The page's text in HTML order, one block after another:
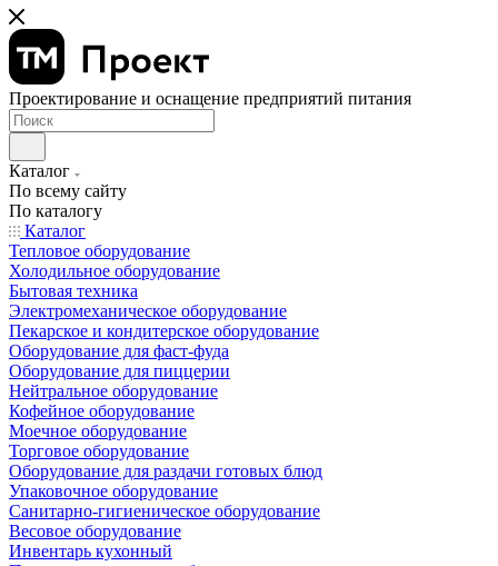
Проектирование и оснащение предприятий питания
Каталог
По всему сайту
По каталогу
Каталог
Тепловое оборудование
Холодильное оборудование
Бытовая техника
Электромеханическое оборудование
Пекарское и кондитерское оборудование
Оборудование для фаст-фуда
Оборудование для пиццерии
Нейтральное оборудование
Кофейное оборудование
Моечное оборудование
Торговое оборудование
Оборудование для раздачи готовых блюд
Упаковочное оборудование
Санитарно-гигиеническое оборудование
Весовое оборудование
Инвентарь кухонный